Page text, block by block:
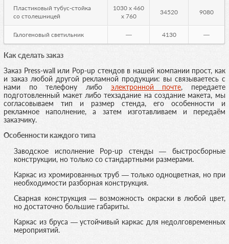
Пластиковый тубус-стойка
со столешницей
1030 x 460
x 760
34520 9080
Галогеновый светильник — 4130 —
Как сделать заказ
Заказ Press-wall или Pop-up стендов в нашей компании прост, как
и заказ любой другой рекламной продукции: вы связываетесь с
нами по телефону либо электронной почте, передаете
подготовленный макет либо техзадание на создание макета, мы
согласовываем тип и размер стенда, его особенности и
рекламное наполнение, а затем изготавливаем и передаём
заказчику.
Особенности каждого типа
Заводское исполнение Pop-up стенды — быстросборные
конструкции, но только со стандартными размерами.
Каркас из хромированных труб — только одноцветная, но при
необходимости разборная конструкция.
Сварная конструкция — возможность окраски в любой цвет,
но достаточно большие габариты.
Каркас из бруса — устойчивый каркас для недолговременных
мероприятий.